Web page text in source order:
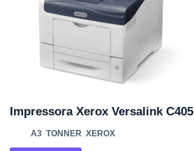
Impressora Xerox Versalink C405
A3, TONNER XEROX